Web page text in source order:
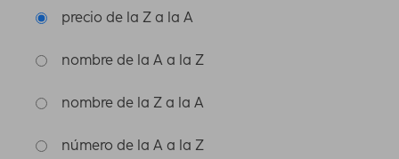
precio de la Z a la A
nombre de la A a la Z
nombre de la Z a la A
número de la A a la Z